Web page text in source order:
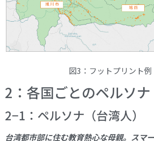
図3：フットプリント例
2：各国ごとのペルソナ
2−1：ペルソナ（台湾人）
台湾都市部に住む教育熱心な母親。スマ